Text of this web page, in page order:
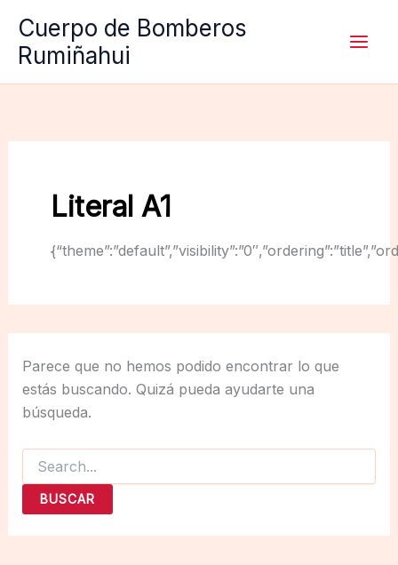
contenido
Cuerpo de Bomberos
Rumiñahui
Literal A1
Parece que no hemos podido encontrar lo que
estás buscando. Quizá pueda ayudarte una
búsqueda.
Buscar
por: